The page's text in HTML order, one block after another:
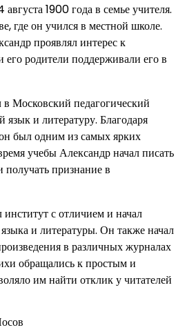
1900 года в семье учителя.
где он учился в местной школе.
проявлял интерес к
его родители поддерживали его в
Московский педагогический
язык и литературу. Благодаря
был одним из самых ярких
учебы Александр начал писать
признание в
с отличием и начал
и литературы. Он также начал
в различных журналах
обращались к простым и
им найти отклик у читателей